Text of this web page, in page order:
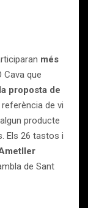
més
Cava que
proposta de
de vi
producte
Els 26 tastos i
de Sant